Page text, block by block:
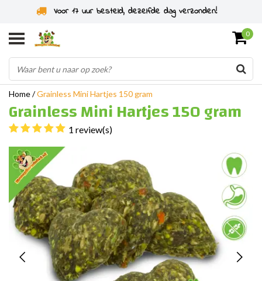
Specialist in knaagdieren sinds 2011
0
Home/Grainless Mini Hartjes 150 gram
Grainless Mini Hartjes 150 gram
1 review(s)